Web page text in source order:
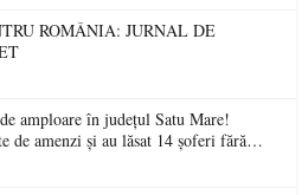
ROMÂNIA: JURNAL DE
amploare în județul Satu Mare!
de amenzi și au lăsat 14 șoferi fără
zi